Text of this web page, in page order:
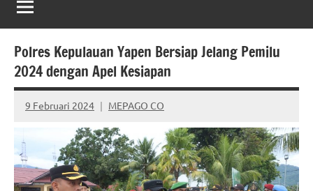
Polres Kepulauan Yapen Bersiap Jelang Pemilu
2024 dengan Apel Kesiapan
9 Februari 2024 MEPAGO CO
No